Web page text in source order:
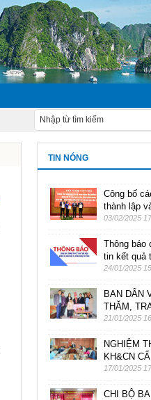
TIN NÓNG
Công bố
thành lập
03/02/2025
Thông báo
tin kết quả
24/01/2025
BAN DÂN
THĂM,
21/01/2025
NGHIỆM
KH&CN
17/01/2025
CHI BỘ